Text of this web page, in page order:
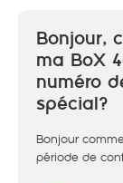
Bonjour,
ma BoX
numéro
spécial?
Bonjour
période de